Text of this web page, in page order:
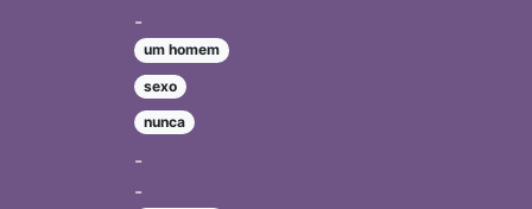
-
um homem
sexo
nunca
-
-